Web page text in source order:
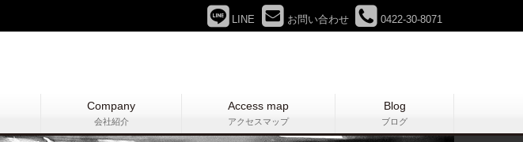
LINE お問い合わせ 0422-30-8071
Company
会社紹介
Access map
アクセスマップ
Blog
ブログ